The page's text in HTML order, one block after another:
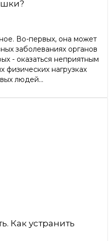
Во-первых, она может
заболеваниях органов
- оказаться неприятным
нагрузках
людей...
Как устранить